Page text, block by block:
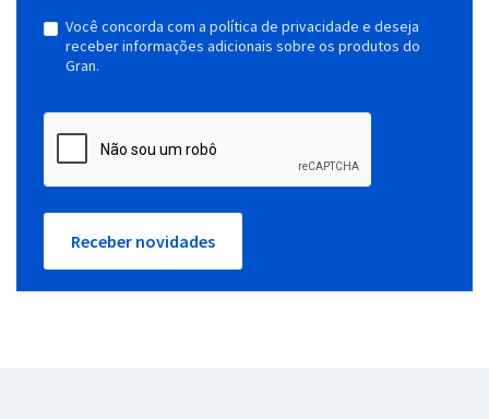
Você concorda com a política de privacidade e deseja
receber informações adicionais sobre os produtos do
Gran.
Receber novidades